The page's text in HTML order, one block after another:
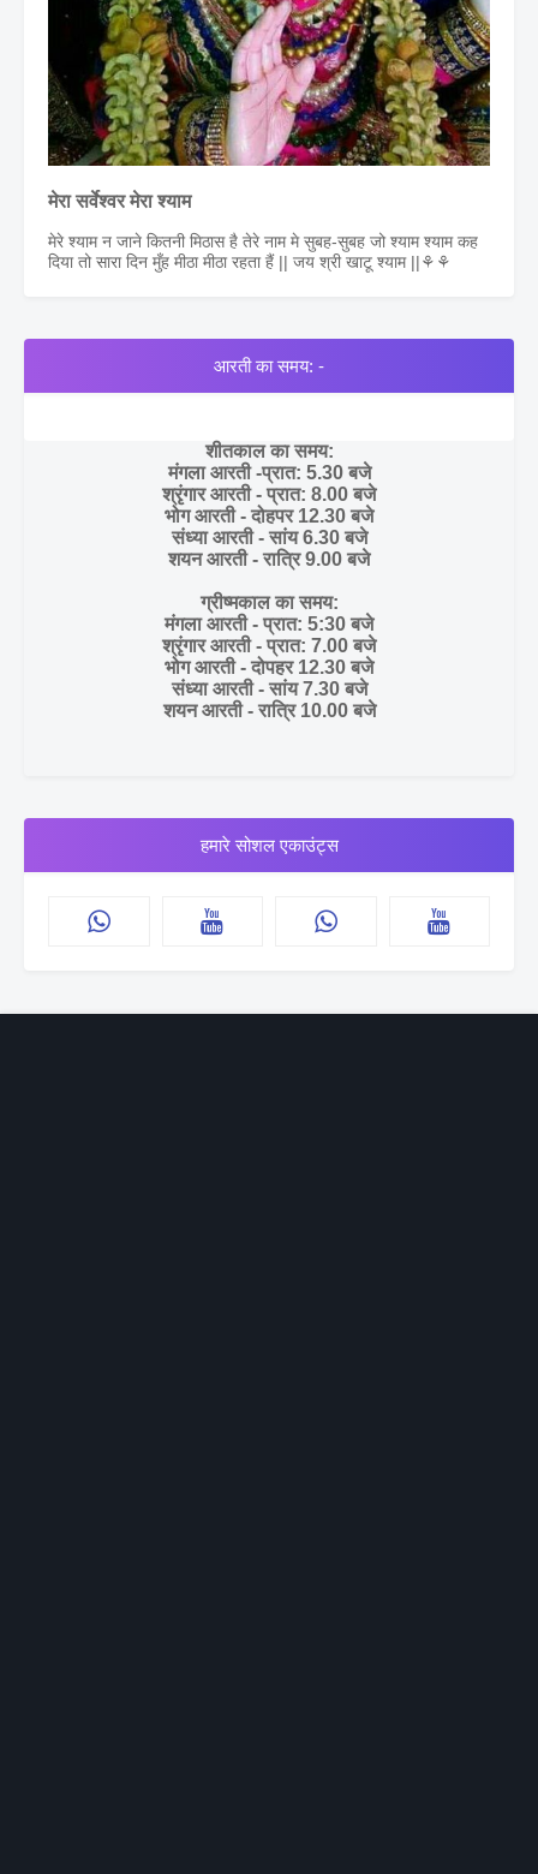
मेरा सर्वेश्वर मेरा श्याम
मेरे श्याम न जाने कितनी मिठास है तेरे नाम मे सुबह-सुबह जो श्याम श्याम कह
दिया तो सारा दिन मुँह मीठा मीठा रहता हैं || जय श्री खाटू श्याम ||⚘⚘
आरती का समय: -
शीतकाल का समय:
मंगला आरती -प्रात: 5.30 बजे
श्रृंगार आरती - प्रात: 8.00 बजे
भोग आरती - दोहपर 12.30 बजे
संध्या आरती - सांय 6.30 बजे
शयन आरती - रात्रि 9.00 बजे
ग्रीष्मकाल का समय:
मंगला आरती - प्रात: 5:30 बजे
श्रृंगार आरती - प्रात: 7.00 बजे
भोग आरती - दोपहर 12.30 बजे
संध्या आरती - सांय 7.30 बजे
शयन आरती - रात्रि 10.00 बजे
हमारे सोशल एकाउंट्स